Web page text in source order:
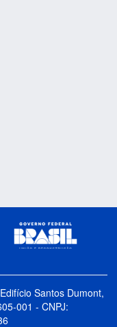
Santos Dumont,
001 - CNPJ: